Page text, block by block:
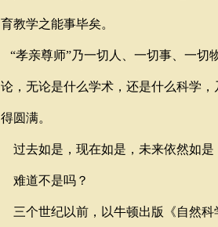
育教学之能事毕矣。
“孝亲尊师”乃一切人、一切事、一切
论，无论是什么学术，还是什么科学
得圆满。
过去如是，现在如是，未来依然如是
难道不是吗？
三个世纪以前，以牛顿出版《自然科